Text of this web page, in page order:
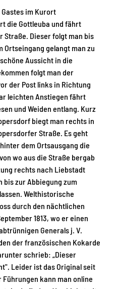
im Kurort
die Gottleuba und fährt
Straße. Dieser folgt man bis
Ortseingang gelangt man zu
Aussicht in die
folgt man der
der Post links in Richtung
leichten Anstiegen fährt
und Weiden entlang. Kurz
biegt man rechts in
Straße. Es geht
dem Ortsausgang die
wo aus die Straße bergab
rechts nach Liebstadt
bis zur Abbiegung zum
Welthistorische
durch den nächtlichen
1813, wo er einen
Generals j. V.
der französischen Kokarde
schrieb: „Dieser
Leider ist das Original seit
kann man online